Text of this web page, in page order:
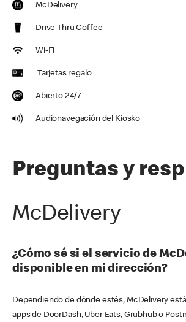
McDelivery
Drive Thru Coffee
Wi-Fi
Tarjetas regalo
Abierto 24/7
Audionavegación del Kiosko
Preguntas y
McDelivery
¿Cómo sé si el servicio de
disponible en mi dirección?
Dependiendo de dónde estés, McDelivery
apps de DoorDash, Uber Eats, Grubhub o